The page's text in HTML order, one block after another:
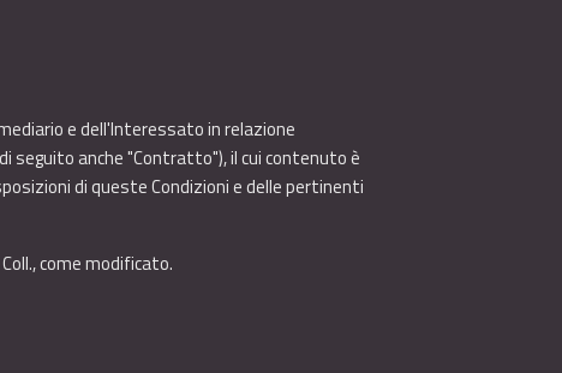
e dell'Interessato in relazione
seguito anche "Contratto"), il cui contenuto è
di queste Condizioni e delle pertinenti
come modificato.